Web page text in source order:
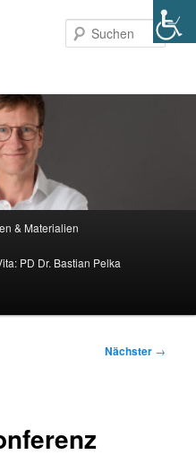
& Materialien
PD Dr. Bastian Pelka
Nächster →